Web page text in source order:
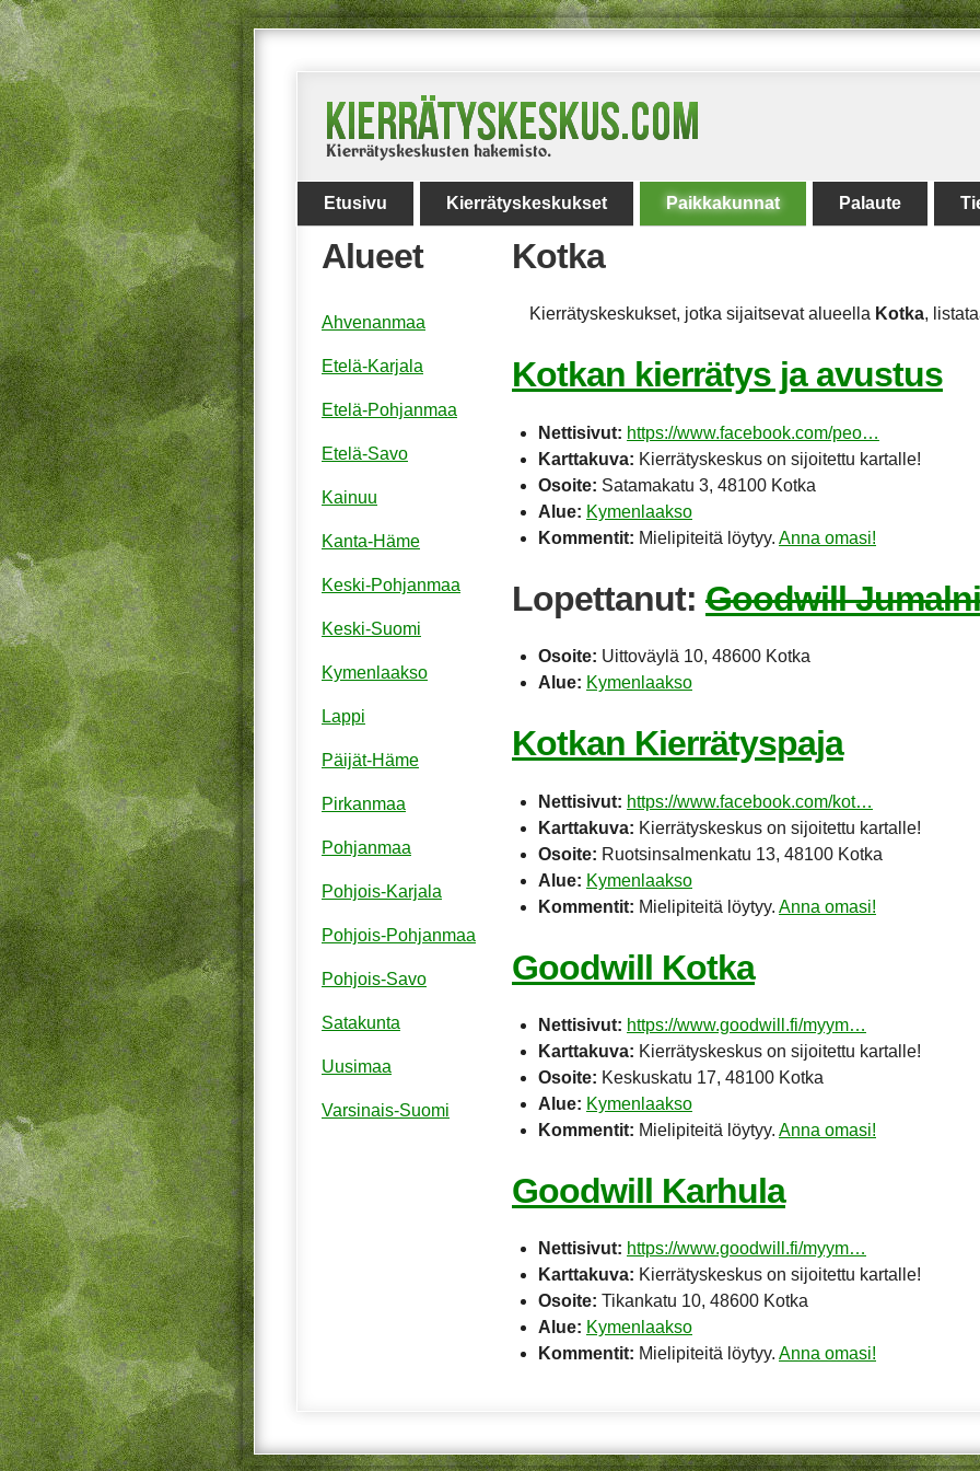
Etusivu Kierrätyskeskukset Paikkakunnat Palaute
Kotka
Kierrätyskeskukset, jotka sijaitsevat alueella Kotka,
Kotkan kierrätys ja avustus
Nettisivut: https://www.facebook.com/peo…
Karttakuva: Kierrätyskeskus on sijoitettu kartalle!
Osoite: Satamakatu 3, 48100 Kotka
Alue: Kymenlaakso
Kommentit: Mielipiteitä löytyy. Anna omasi!
Lopettanut: Goodwill
Osoite: Uittoväylä 10, 48600 Kotka
Alue: Kymenlaakso
Kotkan Kierrätyspaja
Nettisivut: https://www.facebook.com/kot…
Karttakuva: Kierrätyskeskus on sijoitettu kartalle!
Osoite: Ruotsinsalmenkatu 13, 48100 Kotka
Alue: Kymenlaakso
Kommentit: Mielipiteitä löytyy. Anna omasi!
Goodwill Kotka
Nettisivut: https://www.goodwill.fi/myym…
Karttakuva: Kierrätyskeskus on sijoitettu kartalle!
Osoite: Keskuskatu 17, 48100 Kotka
Alue: Kymenlaakso
Kommentit: Mielipiteitä löytyy. Anna omasi!
Goodwill Karhula
Nettisivut: https://www.goodwill.fi/myym…
Karttakuva: Kierrätyskeskus on sijoitettu kartalle!
Osoite: Tikankatu 10, 48600 Kotka
Alue: Kymenlaakso
Kommentit: Mielipiteitä löytyy. Anna omasi!
Alueet
Ahvenanmaa
Etelä-Karjala
Etelä-Pohjanmaa
Etelä-Savo
Kainuu
Kanta-Häme
Keski-Pohjanmaa
Keski-Suomi
Kymenlaakso
Lappi
Päijät-Häme
Pirkanmaa
Pohjanmaa
Pohjois-Karjala
Pohjois-Pohjanmaa
Pohjois-Savo
Satakunta
Uusimaa
Varsinais-Suomi